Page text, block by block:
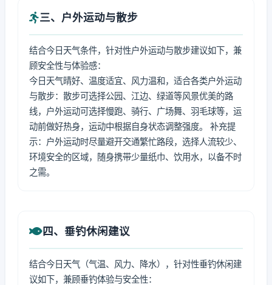
三、户外运动与散步
结合今日天气条件，针对性户外运动与散步建议如下，兼
顾安全性与体验感：
今日天气晴好、温度适宜、风力温和，适合各类户外运动
与散步：散步可选择公园、江边、绿道等风景优美的路
线，户外运动可选择慢跑、骑行、广场舞、羽毛球等，运
动前做好热身，运动中根据自身状态调整强度。 补充提
示：户外运动时尽量避开交通繁忙路段，选择人流较少、
环境安全的区域，随身携带少量纸巾、饮用水，以备不时
之需。
四、垂钓休闲建议
结合今日天气（气温、风力、降水），针对性垂钓休闲建
议如下，兼顾垂钓体验与安全性：